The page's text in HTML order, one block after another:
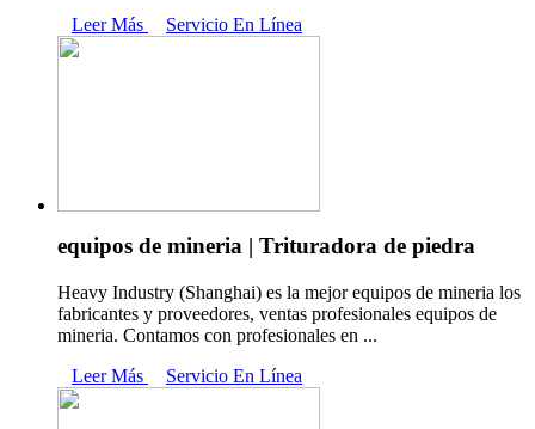
Leer Más
Servicio En Línea
equipos de mineria | Trituradora de piedra
Heavy Industry (Shanghai) es la mejor equipos de mineria los
fabricantes y proveedores, ventas profesionales equipos de
mineria. Contamos con profesionales en ...
Leer Más
Servicio En Línea